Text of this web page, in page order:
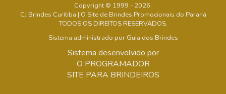
Copyright © 1999 - 2026.
CJ Brindes Curitiba | O Site de Brindes Promocionais do Paraná
TODOS OS DIREITOS RESERVADOS.
Sistema administrado por Guia dos Brindes
Sistema desenvolvido por
O PROGRAMADOR
SITE PARA BRINDEIROS